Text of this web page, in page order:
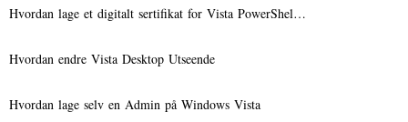
Hvordan lage et digitalt sertifikat for Vista PowerShel…
Hvordan endre Vista Desktop Utseende
Hvordan lage selv en Admin på Windows Vista